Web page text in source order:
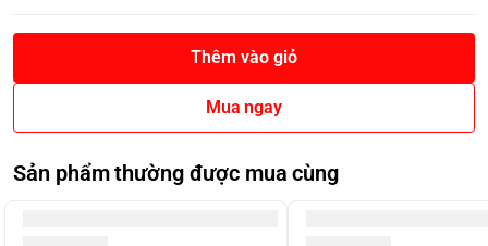
Thêm vào giỏ
Mua ngay
Sản phẩm thường được mua cùng